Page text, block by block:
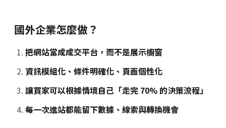
國外企業怎麼做？
把網站當成成交平台，而不是展示櫥窗
資訊模組化、條件明確化、頁面個性化
讓買家可以根據情境自己「走完 70% 的決策流程」
每一次進站都能留下數據、線索與轉換機會